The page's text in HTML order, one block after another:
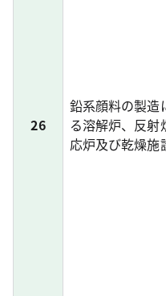
26
鉛系顔料の製造
る溶解炉、反射
応炉及び乾燥施